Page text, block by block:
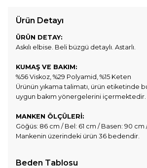
Ürün Detayı
ÜRÜN DETAY:
Askılı elbise. Beli büzgü detaylı. Astarlı.
KUMAŞ VE BAKIM:
%56 Viskoz, %29 Polyamid, %15 Keten
Ürünün yıkama talimatı, ürün etiketinde
uygun bakım yönergelerini içermektedir.
MANKEN ÖLÇÜLERİ:
Göğüs: 86 cm / Bel: 61 cm / Basen: 90 cm
Mankenin üzerindeki ürün 36 bedendir.
Beden Tablosu